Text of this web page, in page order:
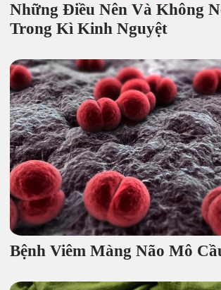
Những Điều Nên Và Không
Trong Kì Kinh Nguyệt
Bệnh Viêm Màng Não Mô